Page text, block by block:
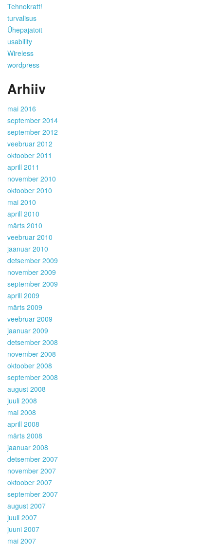
Tehnokratt!
turvalisus
Ühepajatoit
usability
Wireless
wordpress
Arhiiv
mai 2016
september 2014
september 2012
veebruar 2012
oktoober 2011
aprill 2011
november 2010
oktoober 2010
mai 2010
aprill 2010
märts 2010
veebruar 2010
jaanuar 2010
detsember 2009
november 2009
september 2009
aprill 2009
märts 2009
veebruar 2009
jaanuar 2009
detsember 2008
november 2008
oktoober 2008
september 2008
august 2008
juuli 2008
mai 2008
aprill 2008
märts 2008
jaanuar 2008
detsember 2007
november 2007
oktoober 2007
september 2007
august 2007
juuli 2007
juuni 2007
mai 2007